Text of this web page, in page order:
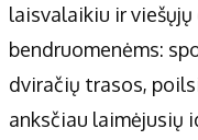
laisvalaikiu ir
bendruomenėms:
dviračių trasos,
anksčiau laimėjusių